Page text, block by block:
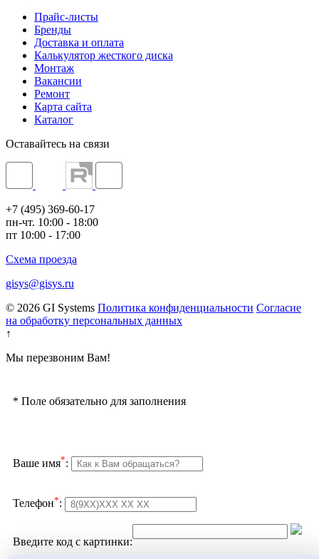
Прайс-листы
Бренды
Доставка и оплата
Калькулятор жесткого диска
Монтаж
Вакансии
Ремонт
Карта сайта
Каталог
Оставайтесь на связи
+7 (495) 369-60-17
пн-чт. 10:00 - 18:00
пт 10:00 - 17:00
Схема проезда
gisys@gisys.ru
© 2026 GI Systems Политика конфиденциальности Согласие
на обработку персональных данных
↑
Мы перезвоним Вам!
* Поле обязательно для заполнения
Ваше имя*:
Телефон*:
Введите код с картинки: